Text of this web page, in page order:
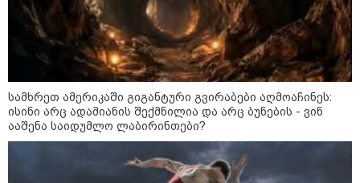
23:40 / 07-08-2026
იტალიამ ყველა ქალაქში
განგაშის წითელი დონე
გამოაცხადა
კატეგორიის ყველა სიახლე
სამხრეთ ამერიკაში გიგანტური გვირაბები აღმოაჩინეს:
ისინი არც ადამიანის შექმნილია და არც ბუნების - ვინ
ააშენა საიდუმლო ლაბირინთები?